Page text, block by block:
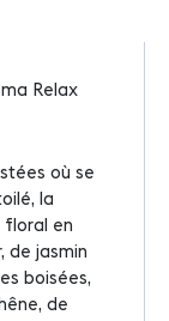
Relax
où se
la
floral en
de jasmin
boisées,
de